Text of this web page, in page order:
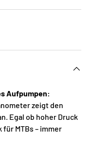
Aufpumpen:
zeigt den
Egal ob hoher Druck
MTBs – immer